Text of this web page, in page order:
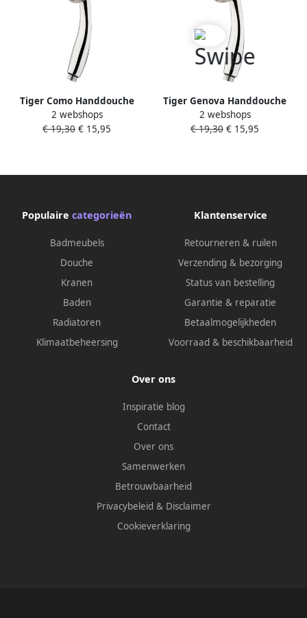
Tiger Como Handdouche
Chroom Douchekop diameter
7.5cm 540140344
2 webshops
€ 19,30 € 15,95
Tiger Genova Handdouche
Chroom Douchekop diameter
7.5cm 540240344
2 webshops
€ 19,30 € 15,95
Populaire categorieën
Badmeubels
Douche
Kranen
Baden
Radiatoren
Klimaatbeheersing
Klantenservice
Retourneren & ruilen
Verzending & bezorging
Status van bestelling
Garantie & reparatie
Betaalmogelijkheden
Voorraad & beschikbaarheid
Over ons
Inspiratie blog
Contact
Over ons
Samenwerken
Betrouwbaarheid
Privacybeleid & Disclaimer
Cookieverklaring